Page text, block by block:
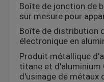
Boîte de jonction de
sur mesure pour
Boîte de distribution
électronique en
Produit métallique
titane et d'aluminium
d'usinage de métaux